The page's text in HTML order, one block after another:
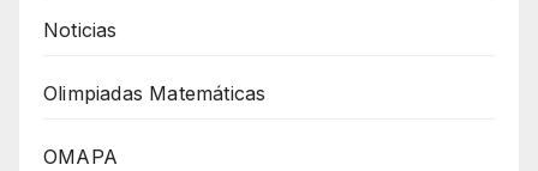
Noticias
Olimpiadas Matemáticas
OMAPA